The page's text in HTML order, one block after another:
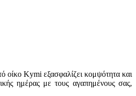
οίκο Kymi εξασφαλίζει κομψότητα και
ημέρας με τους αγαπημένους σας,